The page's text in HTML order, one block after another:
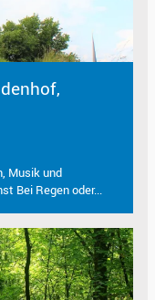
Musik und
Bei Regen oder...